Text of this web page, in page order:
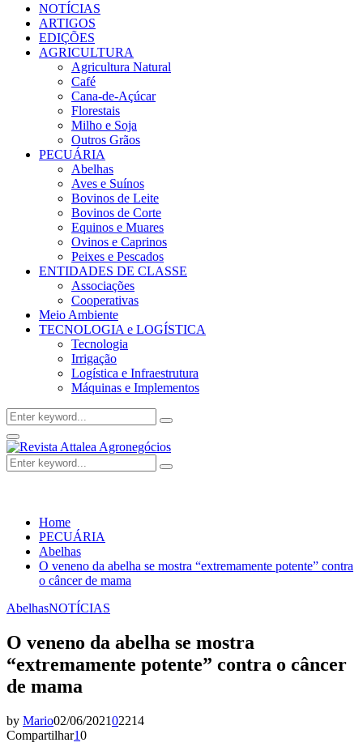
NOTÍCIAS
ARTIGOS
EDIÇÕES
AGRICULTURA
Agricultura Natural
Café
Cana-de-Açúcar
Florestais
Milho e Soja
Outros Grãos
PECUÁRIA
Abelhas
Aves e Suínos
Bovinos de Leite
Bovinos de Corte
Equinos e Muares
Ovinos e Caprinos
Peixes e Pescados
ENTIDADES DE CLASSE
Associações
Cooperativas
Meio Ambiente
TECNOLOGIA e LOGÍSTICA
Tecnologia
Irrigação
Logística e Infraestrutura
Máquinas e Implementos
Search
for:
Search
Facebook
Twitter
Instagram
Linkedin
Youtube
Email
Primary
Menu
Search
for:
Search
Home
PECUÁRIA
Abelhas
O veneno da abelha se mostra “extremamente potente” contra
o câncer de mama
AbelhasNOTÍCIAS
O veneno da abelha se mostra
“extremamente potente” contra o câncer
de mama
by Mario02/06/202102214
Compartilhar10